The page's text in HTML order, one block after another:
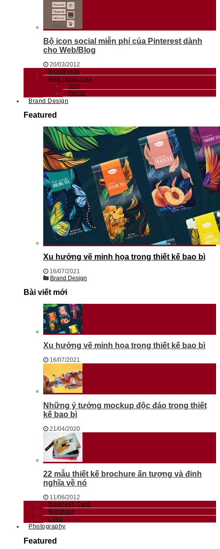
Bộ icon social miễn phí của Pinterest dành
cho Web/Blog
20/03/2012
WordPress
Web resources
Icon
Vector
Brand Design
Featured
Xu hướng vẽ minh họa trong thiết kế bao bì
16/07/2021
Brand Design
Bài viết mới
Xu hướng vẽ minh họa trong thiết kế bao bì
16/07/2021
Những ý tưởng mockup độc đáo trong thiết
kế bao bì
21/04/2020
22 mẫu thiết kế brochure ấn tượng và định
nghĩa về nó
11/06/2012
Business Card
Brochure
Logo
Photography
Featured